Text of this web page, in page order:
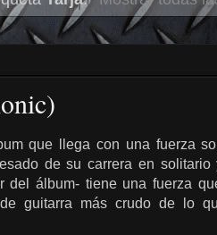
que llega con una fuerza
de su carrera en
álbum- tiene una fuerza
guitarra más crudo de lo